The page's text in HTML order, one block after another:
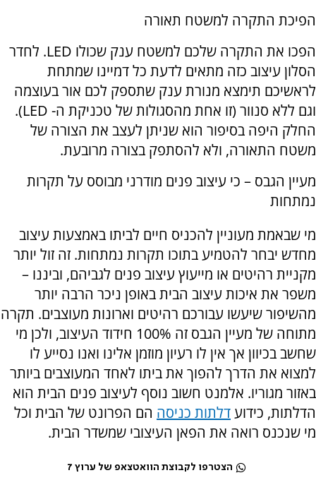
הפיכת התקרה למשטח תאורה
הפכו את התקרה שלכם למשטח ענק שכולו LED. לחדר
הסלון עיצוב כזה מתאים לדעת כל דמיינו שמתחת
לראשיכם תימצא מנורת ענק שתספק לכם אור בעוצמה
וגם ללא סנוור (זו אחת מהסגולות של טכניקת ה- LED
).
החלק היפה בסיפור הוא שניתן לעצב את הצורה של
משטח התאורה, ולא להסתפק בצורה מרובעת.
מעיין הגבס – כי עיצוב פנים מודרני מבוסס על תקרות
נמתחות
מי שבאמת מעוניין להכניס חיים לביתו באמצעות עיצוב
מחדש יבחר להטמיע בתוכו תקרות נמתחות. זה זול יותר
מקניית רהיטים או מייעוץ עיצוב פנים לגביהם, וביננו –
משפר את איכות עיצוב הבית באופן ניכר הרבה יותר
מהשיפור שיעשו עבורכם רהיטים וארונות מעוצבים. תקרה
מתוחה של מעיין הגבס זה 100% חידוד העיצוב, ולכן מי
שחשב בכיוון אך אין לו רעיון מוזמן אלינו ואנו נסייע לו
למצוא את הדרך להפוך את ביתו לאחד המעוצבים ביותר
באזור מגוריו. אלמנט חשוב נוסף לעיצוב פנים הבית הוא
הדלתות, כידועדלתות כניסה הם הפרונט של הבית וכל
מי שנכנס רואה את הפאן העיצובי שמשדר הבית.
הצטרפו לקבוצת הוואטצאפ של ערוץ 7